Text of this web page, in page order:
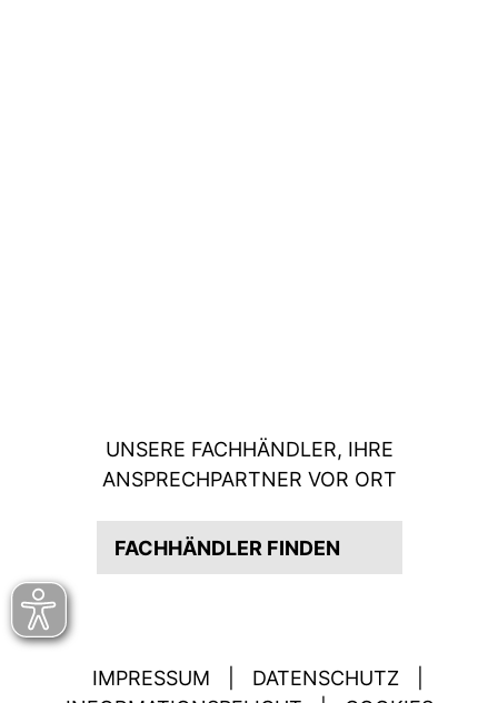
UNSERE FACHHÄNDLER, IHRE
ANSPRECHPARTNER VOR ORT
FACHHÄNDLER FINDEN
IMPRESSUM DATENSCHUTZ